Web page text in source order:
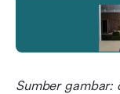
Sumber gambar: